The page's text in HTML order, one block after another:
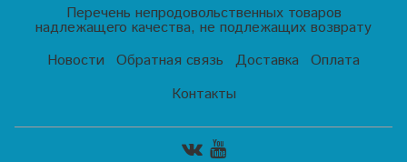
Перечень непродовольственных товаров
надлежащего качества, не подлежащих возврату
Новости
Обратная связь Доставка
Оплата
Контакты